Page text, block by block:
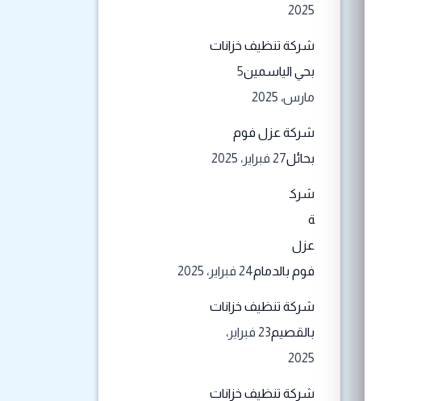
2025
شركة تنظيف خزانات
بحي الياسمين5
مارس، 2025
شركة عزل فوم
بحائل27 فبراير، 2025
شرك
ة
عزل
فوم بالدمام24 فبراير، 2025
شركة تنظيف خزانات
بالقصيم
23 فبراير،
2025
شركة تنظيف خزانات